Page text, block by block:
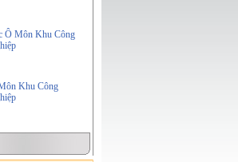
Ô Môn Khu Công
Khu Công